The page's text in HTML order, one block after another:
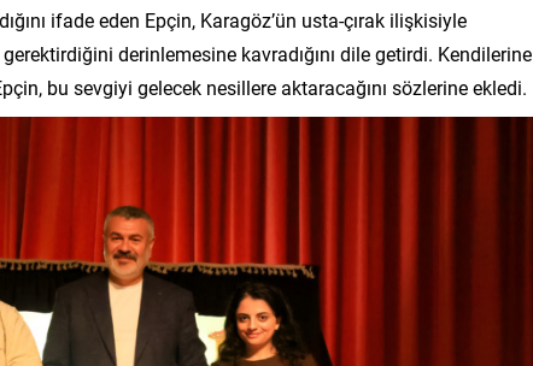
ifade eden Epçin, Karagöz’ün usta-çırak ilişkisiyle
derinlemesine kavradığını dile getirdi. Kendilerine
bu sevgiyi gelecek nesillere aktaracağını sözlerine ekledi.